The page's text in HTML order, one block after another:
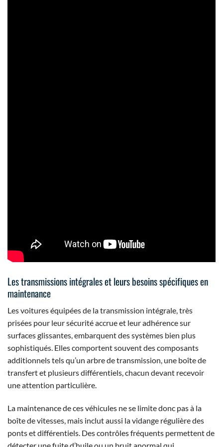
Les transmissions intégrales et leurs besoins spécifiques en
maintenance
Les voitures équipées de la transmission intégrale, très
prisées pour leur sécurité accrue et leur adhérence sur
surfaces glissantes, embarquent des systèmes bien plus
sophistiqués. Elles comportent souvent des composants
additionnels tels qu’un arbre de transmission, une boîte de
transfert et plusieurs différentiels, chacun devant recevoir
une attention particulière.
La maintenance de ces véhicules ne se limite donc pas à la
boîte de vitesses, mais inclut aussi la vidange régulière des
ponts et différentiels. Des contrôles fréquents permettent de